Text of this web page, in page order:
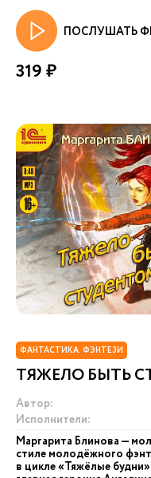
ПОСЛУШАТЬ
319 ₽
ФАНТАСТИКА. ФЭНТЕЗИ
ТЯЖЕЛО БЫТЬ
Автор:
Исполнители:
Маргарита Блинова —
стиле молодёжного
в цикле «Тяжёлые